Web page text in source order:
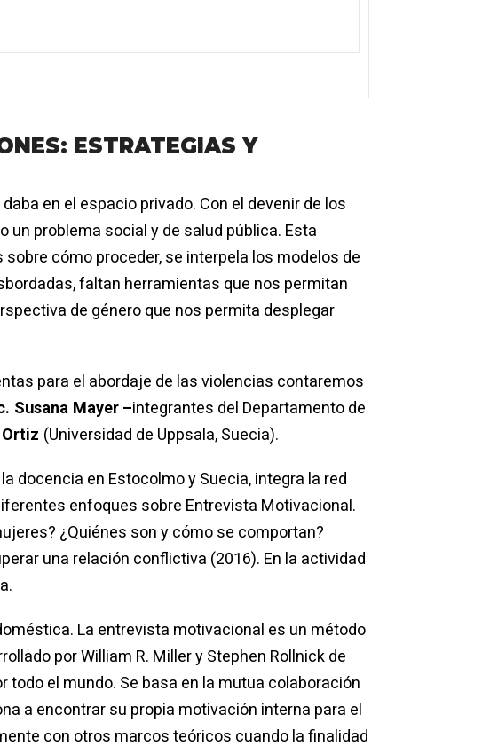
ESTRATEGIAS Y
en el espacio privado. Con el devenir de los
problema social y de salud pública. Esta
cómo proceder, se interpela los modelos de
faltan herramientas que nos permitan
de género que nos permita desplegar
para el abordaje de las violencias contaremos
Susana Mayer –integrantes del Departamento de
(Universidad de Uppsala, Suecia).
docencia en Estocolmo y Suecia, integra la red
enfoques sobre Entrevista Motivacional.
¿Quiénes son y cómo se comportan?
una relación conflictiva (2016). En la actividad
La entrevista motivacional es un método
por William R. Miller y Stephen Rollnick de
todo el mundo. Se basa en la mutua colaboración
a encontrar su propia motivación interna para el
con otros marcos teóricos cuando la finalidad